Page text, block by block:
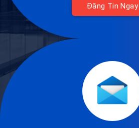
Đăng Tin Ngay